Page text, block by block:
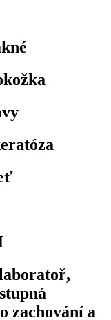
zachování a